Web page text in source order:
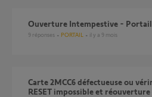
Ouverture Intempestive - Portail
9 réponses PORTAIL il y a 9 mois
Carte 2MCC6 défectueuse ou vérin 5062146B en cause ?
RESET impossible et